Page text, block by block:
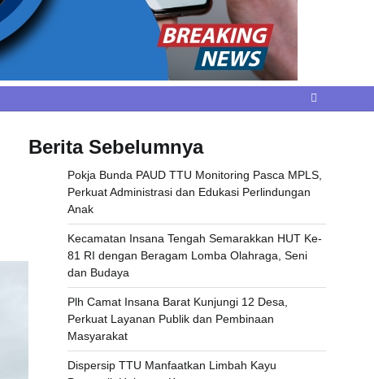
Berita Sebelumnya
Pokja Bunda PAUD TTU Monitoring Pasca MPLS,
Perkuat Administrasi dan Edukasi Perlindungan
Anak
Kecamatan Insana Tengah Semarakkan HUT Ke-
81 RI dengan Beragam Lomba Olahraga, Seni
dan Budaya
Plh Camat Insana Barat Kunjungi 12 Desa,
Perkuat Layanan Publik dan Pembinaan
Masyarakat
Dispersip TTU Manfaatkan Limbah Kayu